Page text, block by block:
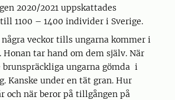
2020/2021 uppskattades
1100 – 1400 individer i Sverige.
veckor tills ungarna kommer i
tar hand om dem själv. När
brunspräckliga ungarna gömda i
Kanske under en tät gran. Hur
och när beror på tillgången på